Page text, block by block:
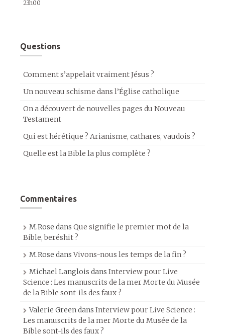
23h00
Questions
Comment s’appelait vraiment Jésus ?
Un nouveau schisme dans l’Église catholique
On a découvert de nouvelles pages du Nouveau
Testament
Qui est hérétique ? Arianisme, cathares, vaudois ?
Quelle est la Bible la plus complète ?
Commentaires
M.Rose dans Que signifie le premier mot de la
Bible, beréshit ?
M.Rose dansVivons-nous les temps de la fin ?
Michael Langlois dans Interview pour Live
Science : Les manuscrits de la mer Morte du Musée
de la Bible sont-ils des faux ?
Valerie Greendans Interview pour Live Science :
Les manuscrits de la mer Morte du Musée de la
Bible sont-ils des faux ?